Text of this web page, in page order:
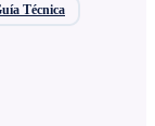
Técnica